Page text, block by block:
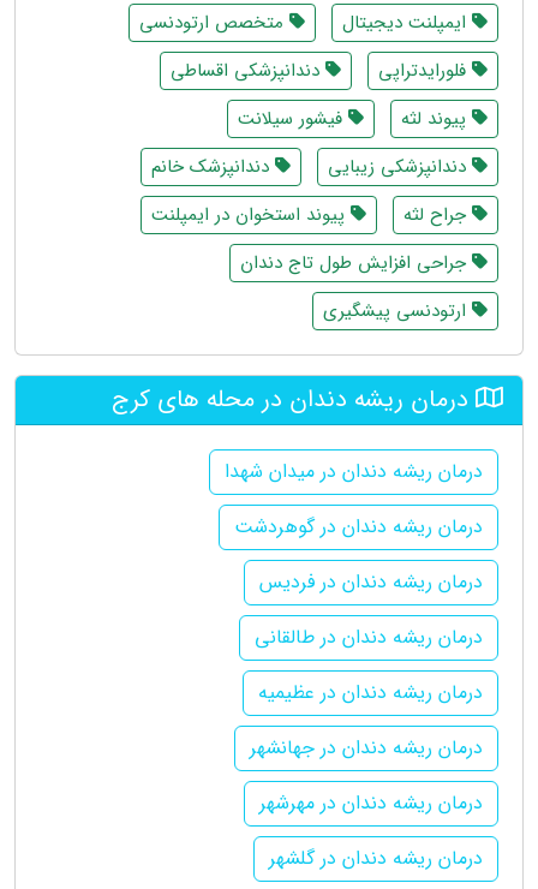
ایمپلنت دیجیتال
متخصص ارتودنسی
فلورایدتراپی
دندانپزشکی اقساطی
پیوند لثه
فیشور سیلانت
دندانپزشکی زیبایی
دندانپزشک خانم
جراح لثه
پیوند استخوان در ایمپلنت
جراحی افزایش طول تاج دندان
ارتودنسی پیشگیری
درمان ریشه دندان در محله های کرج
درمان ریشه دندان در میدان شهدا
درمان ریشه دندان در گوهردشت
درمان ریشه دندان در فردیس
درمان ریشه دندان در طالقانی
درمان ریشه دندان در عظیمیه
درمان ریشه دندان در جهانشهر
درمان ریشه دندان در مهرشهر
درمان ریشه دندان در گلشهر